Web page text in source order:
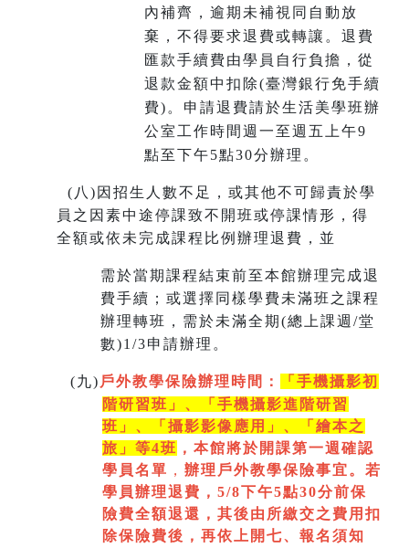
內補齊，逾期未補視同自動放
棄，不得要求退費或轉讓。退費
匯款手續費由學員自行負擔，從
退款金額中扣除(臺灣銀行免手續
費)。申請退費請於生活美學班辦
公室工作時間週一至週五上午9
點至下午5點30分辦理。
( 八)因招生人數不足，或其他不可歸責於學
員之因素中途停課致不開班或停課情形，得
全額或依未完成課程比例辦理退費，並
需於當期課程結束前至本館辦理完成退
費手續；或選擇同樣學費未滿班之課程
辦理轉班，需於未滿全期(總上課週/堂
數)1/3申請辦理。
(九) 戶外教學保險辦理時間：
「手機攝影初
階研習班」、「手機攝影進階研習
班」、「 攝影影像應用」、「繪本之
旅」等4班 ，本館將於開課第一週 確認
學員名單 ， 辦理戶外教學保險事宜。若
學員辦理退費，5/8下午5點30分前保
險費全額退還，其後由所繳交之費用扣
除保險費後，再依上開七、 報名須知